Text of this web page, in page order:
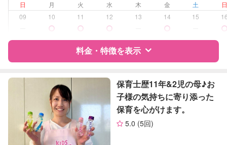
病児対応 病児、病後児、ともに不可
障がい児対応 対応可否は個別に相談
レッスン その他
お子様の撮影
（定期特典）
対応不可
日 月 火 水 木 金 土
09
10 11 12 13 14 15
料金・特徴を表示
特徴 料金 レビュー
サポートの特徴
資格
企業型割引対象(旧内閣府補助対象)
保育士歴11年&2児の母♪お
子様の気持ちに寄り添った
保育を心がけます。
5.0 (5回)